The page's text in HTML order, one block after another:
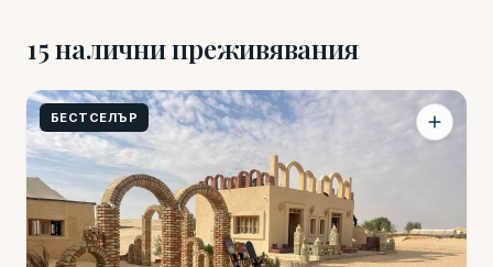
15 налични преживявания
БЕСТСЕЛЪР